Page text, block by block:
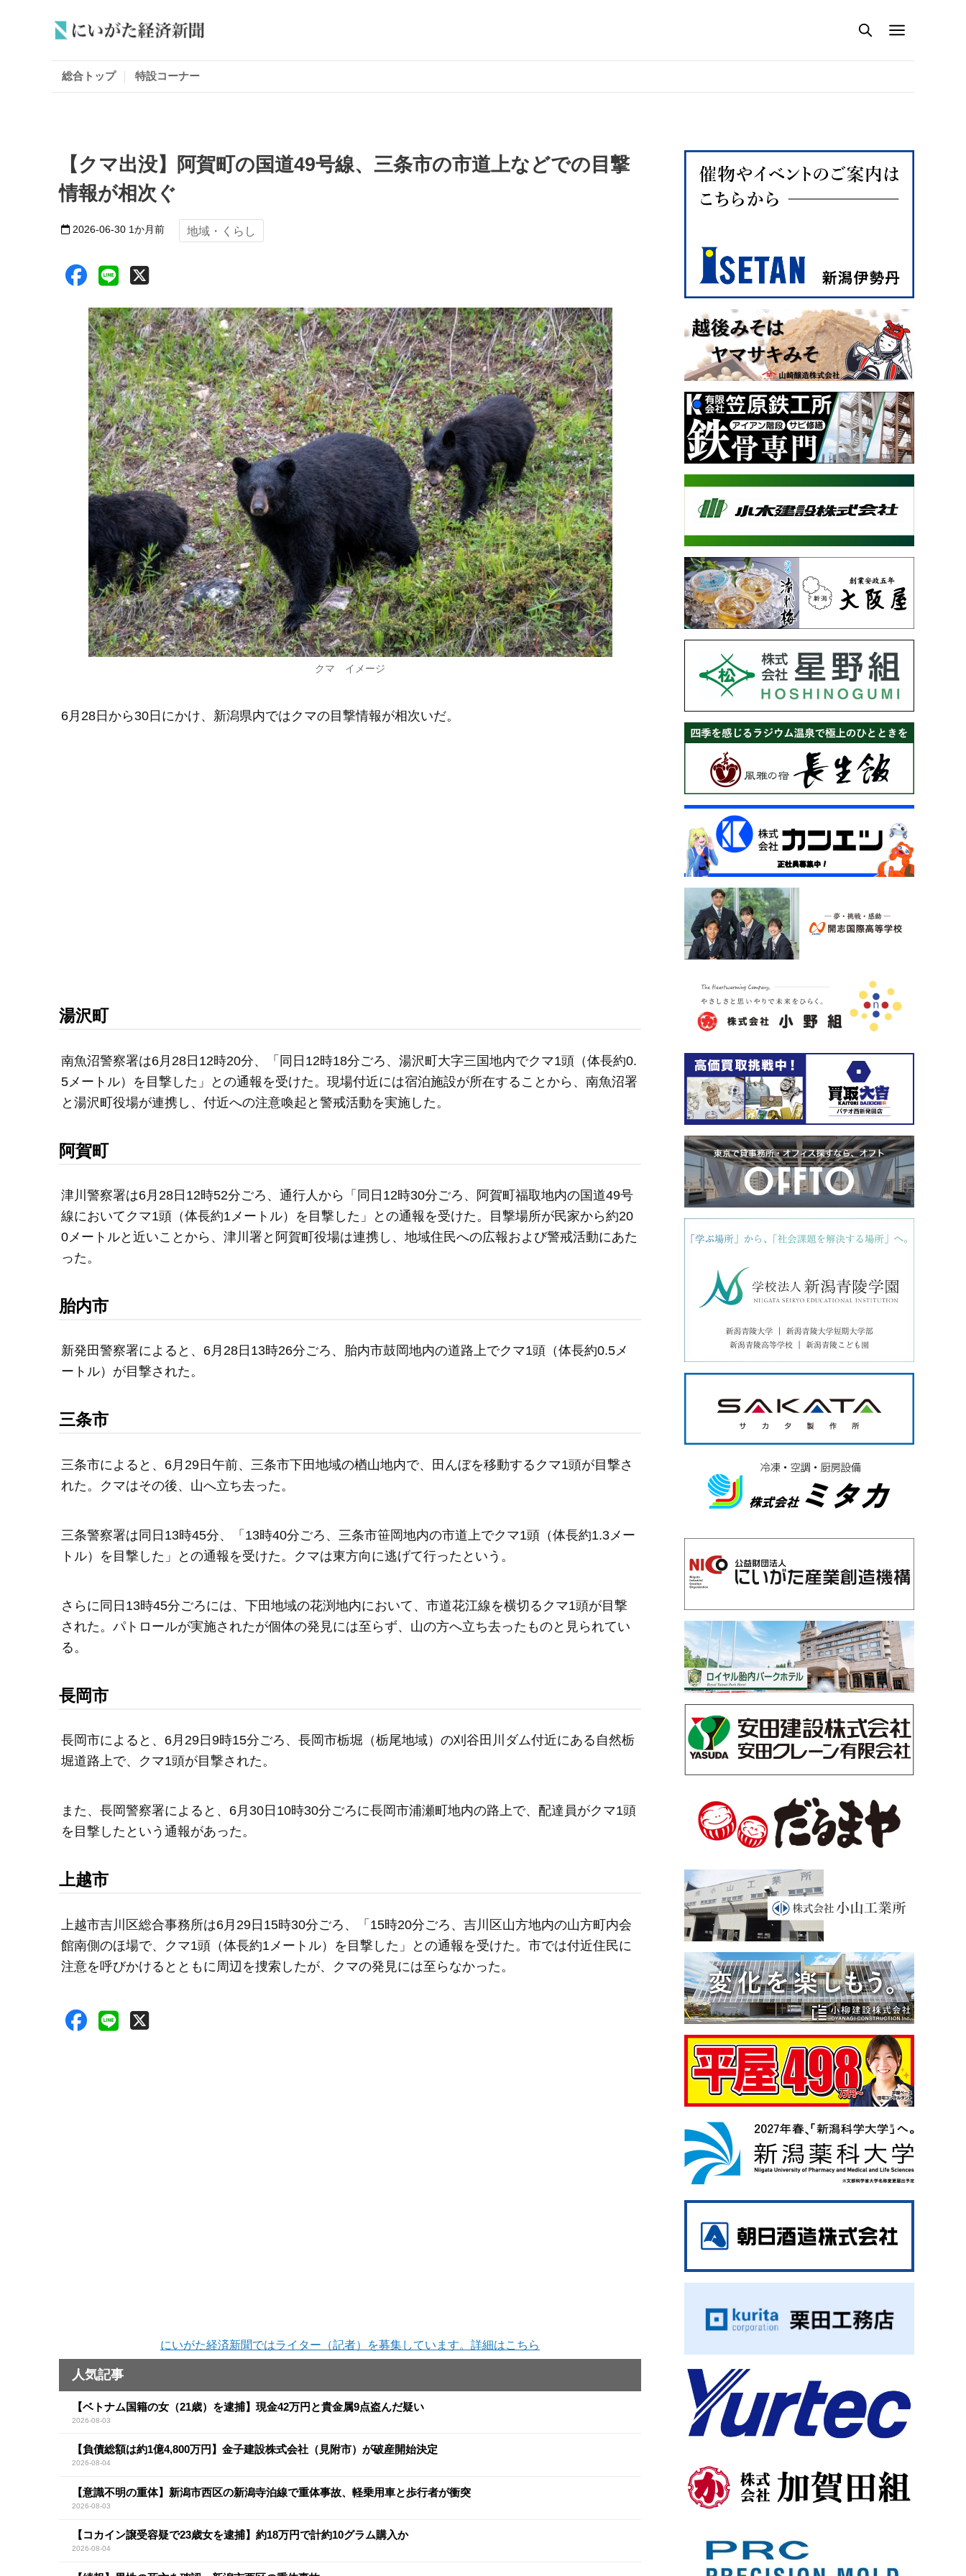
総合トップ 特設コーナー
【クマ出没】阿賀町の国道49号線、三条市の市道上などでの目撃
情報が相次ぐ
2026-06-30 1か月前 地域・くらし
クマ イメージ
6月28日から30日にかけ、新潟県内ではクマの目撃情報が相次いだ。
湯沢町
南魚沼警察署は6月28日12時20分、「同日12時18分ごろ、湯沢町大字三国地内でクマ1頭（体長約0.
5メートル）を目撃した」との通報を受けた。現場付近には宿泊施設が所在することから、南魚沼署
と湯沢町役場が連携し、付近への注意喚起と警戒活動を実施した。
阿賀町
津川警察署は6月28日12時52分ごろ、通行人から「同日12時30分ごろ、阿賀町福取地内の国道49号
線においてクマ1頭（体長約1メートル）を目撃した」との通報を受けた。目撃場所が民家から約20
0メートルと近いことから、津川署と阿賀町役場は連携し、地域住民への広報および警戒活動にあた
った。
胎内市
新発田警察署によると、6月28日13時26分ごろ、胎内市鼓岡地内の道路上でクマ1頭（体長約0.5メ
ートル）が目撃された。
三条市
三条市によると、6月29日午前、三条市下田地域の楢山地内で、田んぼを移動するクマ1頭が目撃さ
れた。クマはその後、山へ立ち去った。
三条警察署は同日13時45分、「13時40分ごろ、三条市笹岡地内の市道上でクマ1頭（体長約1.3メー
トル）を目撃した」との通報を受けた。クマは東方向に逃げて行ったという。
さらに同日13時45分ごろには、下田地域の花渕地内において、市道花江線を横切るクマ1頭が目撃
された。パトロールが実施されたが個体の発見には至らず、山の方へ立ち去ったものと見られてい
る。
長岡市
長岡市によると、6月29日9時15分ごろ、長岡市栃堀（栃尾地域）の刈谷田川ダム付近にある自然栃
堀道路上で、クマ1頭が目撃された。
また、長岡警察署によると、6月30日10時30分ごろに長岡市浦瀬町地内の路上で、配達員がクマ1頭
を目撃したという通報があった。
上越市
上越市吉川区総合事務所は6月29日15時30分ごろ、「15時20分ごろ、吉川区山方地内の山方町内会
館南側のほ場で、クマ1頭（体長約1メートル）を目撃した」との通報を受けた。市では付近住民に
注意を呼びかけるとともに周辺を捜索したが、クマの発見には至らなかった。
にいがた経済新聞ではライター（記者）を募集しています。詳細はこちら
人気記事
【ベトナム国籍の女（21歳）を逮捕】現金42万円と貴金属9点盗んだ疑い
2026-08-03
【負債総額は約1億4,800万円】金子建設株式会社（見附市）が破産開始決定
2026-08-04
【意識不明の重体】新潟市西区の新潟寺泊線で重体事故、軽乗用車と歩行者が衝突
2026-08-03
【コカイン譲受容疑で23歳女を逮捕】約18万円で計約10グラム購入か
2026-08-04